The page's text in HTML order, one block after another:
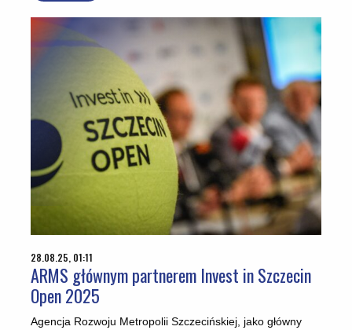
28.08.25, 01:11
ARMS głównym partnerem Invest in Szczecin
Open 2025
Agencja Rozwoju Metropolii Szczecińskiej, jako główny